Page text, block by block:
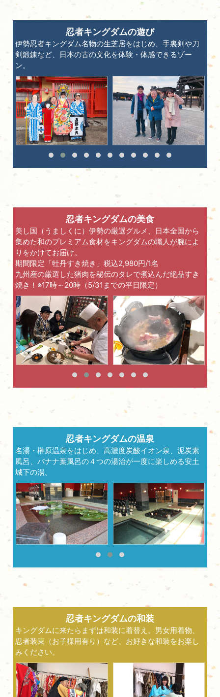
忍者キングダムの遊び
伊勢忍者キングダム名物の生芝居をはじめ、手裏剣や刀
剣鍛錬など、日本の古の文化を体験・体感できるゾー
ン。
忍者キングダムの美食
美し国（うましくに）伊勢の厳選グルメ、日本全国から
集めた和のプレミアム食材をキングダムの職人が腕によ
りをかけてお届け。
期間限定「牡丹すき焼き」税込2,980円/1名
九州産の厳選した猪肉を秘伝のタレで煮込んだ絶品すき
焼き！※17時～20時（5/31までの平日限定）
忍者キングダムの温泉
名湯・榊原温泉をはじめ、高濃度炭酸イオン泉、泥炭素
風呂、バナナ葉風呂の４つの湯治が一度に楽しめる安土
城下の湯。
忍者キングダムの和装
キングダムに来たらまずは和装に着替え。男女用着物、
忍者装束（お子様用有り）など、お好きな和装をお楽し
みください。